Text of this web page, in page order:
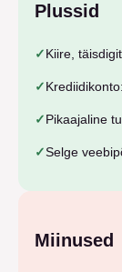
Plussid
✓Kiire,
✓
✓Pikaajaline
✓Selge
Miinused